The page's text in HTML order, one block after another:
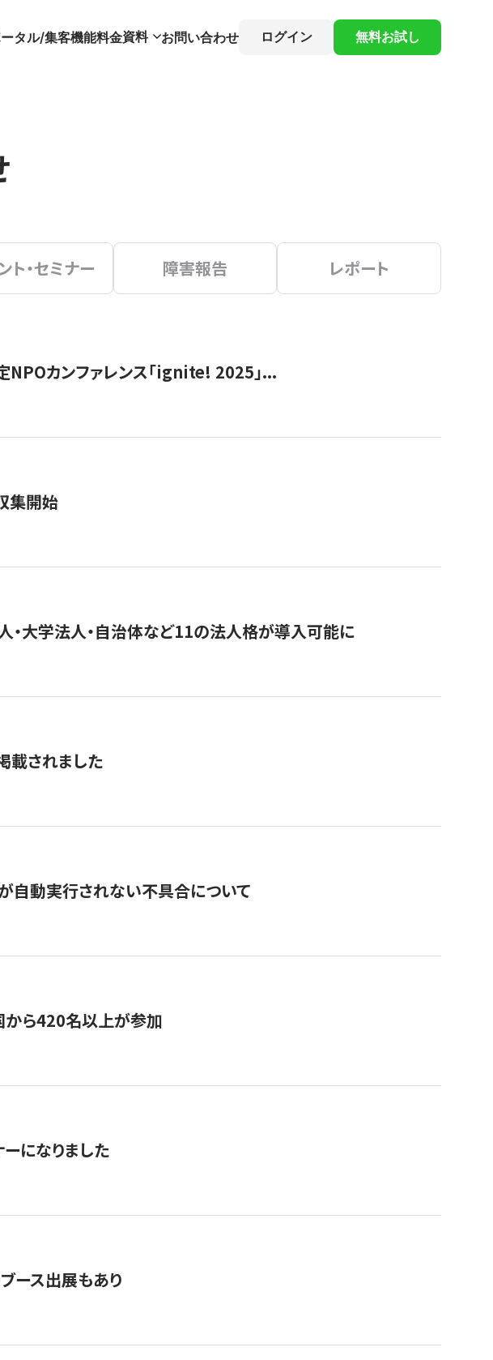
タル/集客機能料金資料 お問い合わせ ログイン 無料お試し
ト・セミナー 障害報告 レポート
カンファレンス「ignite! 2025」...
集開始
・大学法人・自治体など11の法人格が導入可能に
載されました
自動実行されない不具合について
から420名以上が参加
になりました
ース出展もあり